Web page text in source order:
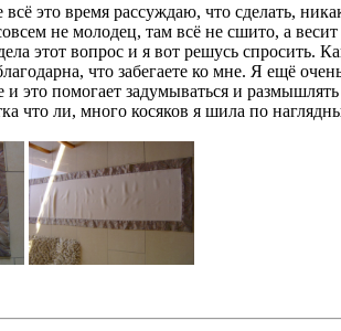
это время рассуждаю, что сделать,
не молодец, там всё не сшито, а
этот вопрос и я вот решусь спросить.
что забегаете ко мне. Я ещё
и это помогает задумываться и
что ли, много косяков я шила по